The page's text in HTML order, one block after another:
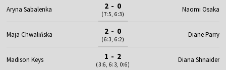
Aryna Sabalenka 2 - 0
(7:5, 6:3)
Naomi Osaka
Maja Chwalińska 2 - 0
(6:3, 6:2)
Diane Parry
Madison Keys 1 - 2
(3:6, 6:3, 0:6)
Diana Shnaider